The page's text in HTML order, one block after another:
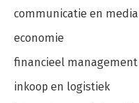
communicatie en media
economie
financieel management
inkoop en logistiek